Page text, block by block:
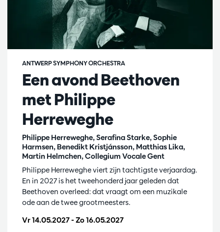
Een avond Beethoven
met Philippe
Herreweghe
Philippe Herreweghe, Serafina Starke, Sophie
Harmsen, Benedikt Kristjánsson, Matthias Lika,
Martin Helmchen, Collegium Vocale Gent
ANTWERP SYMPHONY ORCHESTRA
Vr 14.05.2027- Zo 16.05.2027
Philippe Herreweghe viert zijn tachtigste verjaardag.
En in 2027 is het tweehonderd jaar geleden dat
Beethoven overleed: dat vraagt om een muzikale
ode aan de twee grootmeesters.